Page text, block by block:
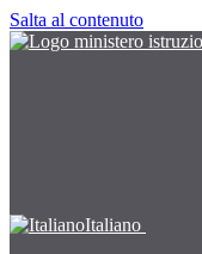
Salta al contenuto
Italiano